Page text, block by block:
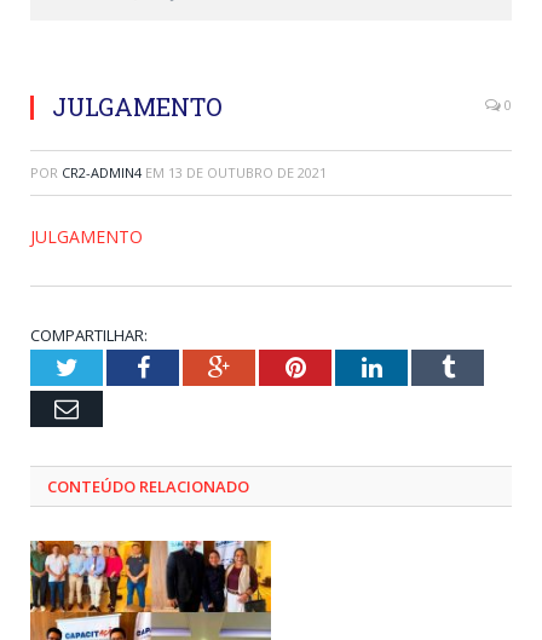
JULGAMENTO 0
POR CR2-ADMIN4 EM 13 DE OUTUBRO DE 2021
JULGAMENTO
COMPARTILHAR:
TwitterFacebookGoogle+PinterestLinkedInTumblr
Email
CONTEÚDO RELACIONADO